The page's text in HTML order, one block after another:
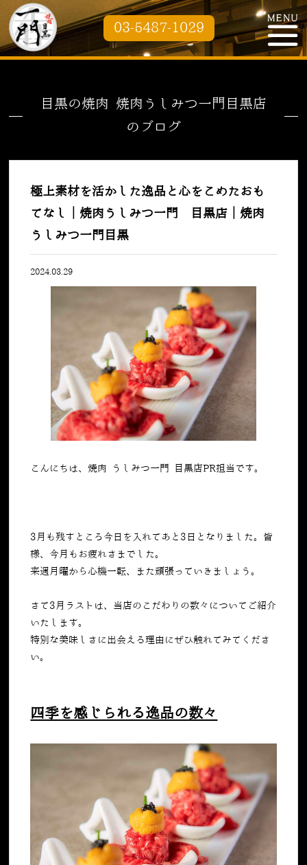
03-5487-1029
目黒の焼肉 焼肉うしみつ一門目黒店
のブログ
極上素材を活かした逸品と心をこめたおも
てなし｜焼肉うしみつ一門 目黒店｜焼肉
うしみつ一門目黒
2024.03.29
こんにちは、焼肉 うしみつ一門 目黒店PR担当です。
3月も残すところ今日を入れてあと 3 日となりました。皆
様、今月もお疲れさまでした。
来週月曜から心機一転、また頑張っていきましょう。
さて3月ラストは、当店のこだわりの数々についてご紹介
いたします。
特別な美味しさに出会える理由にぜひ触れてみてくださ
い。
四季を感じられる逸品の数々